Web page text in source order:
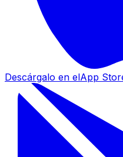
Descárgalo en elApp